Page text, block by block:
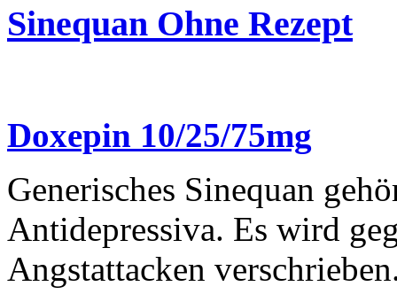
Sinequan Ohne Rezept
Doxepin 10/25/75mg
Generisches Sinequan
Antidepressiva. Es wird
Angstattacken